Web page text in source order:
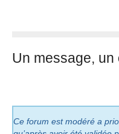
Un message, un
Ce forum est modéré a